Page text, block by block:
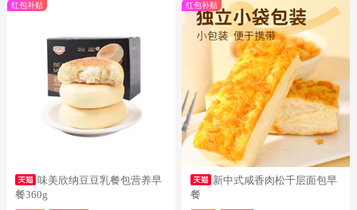
红包补贴
味美欣纳豆豆乳餐包营养早
餐360g
红包补贴
新中式咸香肉松千层面包早
餐